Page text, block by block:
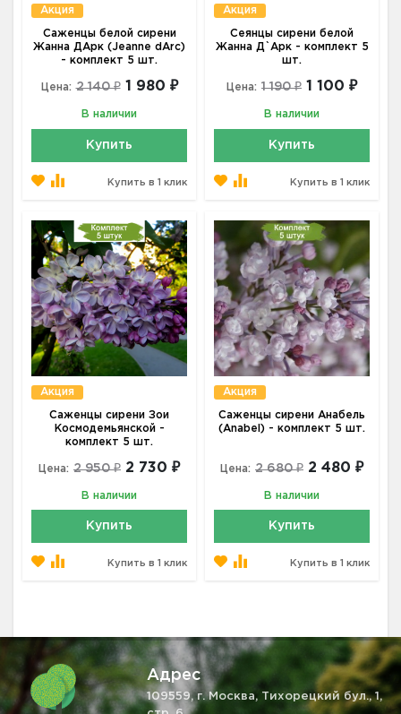
Акция
Саженцы белой сирени
Жанна ДАрк (Jeanne dArc)
- комплект 5 шт.
Цена: 2 140 ₽ 1 980 ₽
В наличии
Купить
Купить в 1 клик
Акция
Сеянцы сирени белой
Жанна Д`Арк - комплект 5
шт.
Цена: 1 190 ₽ 1 100 ₽
В наличии
Купить
Купить в 1 клик
Акция
Саженцы сирени Зои
Космодемьянской -
комплект 5 шт.
Цена: 2 950 ₽ 2 730 ₽
В наличии
Купить
Купить в 1 клик
Акция
Саженцы сирени Анабель
(Anabel) - комплект 5 шт.
Цена: 2 680 ₽ 2 480 ₽
В наличии
Купить
Купить в 1 клик
Адрес
109559, г. Москва, Тихорецкий бул., 1,